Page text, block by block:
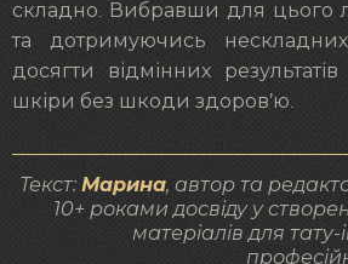
складно. Вибравши для цього
та дотримуючись
досягти відмінних
шкіри без шкоди здоров’ю.
Текст:Марина, автор та
10+ роками досвіду у
матеріалів для тату-